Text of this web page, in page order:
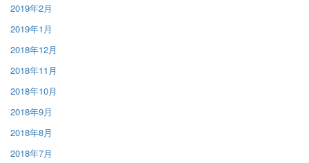
2019年2月
2019年1月
2018年12月
2018年11月
2018年10月
2018年9月
2018年8月
2018年7月